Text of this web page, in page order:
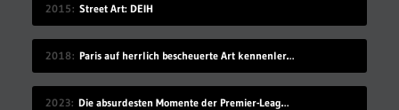
2015 Street Art: DEIH
2018 Paris auf herrlich bescheuerte Art kennenlernen
2023 Die absurdesten Momente der Premier-League-Saison 22/23